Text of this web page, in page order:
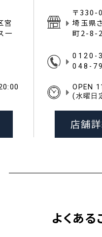
宮
一
〒330-
埼玉県
町2-8-
0120-
048-
OPEN
(水曜日
店舗
よくあ